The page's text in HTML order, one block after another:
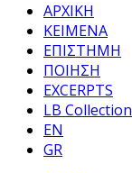
ΑΡΧΙΚΗ
ΚΕΙΜΕΝΑ
ΕΠΙΣΤΗΜΗ
ΠΟΙΗΣΗ
EXCERPTS
LB Collection
EN
GR